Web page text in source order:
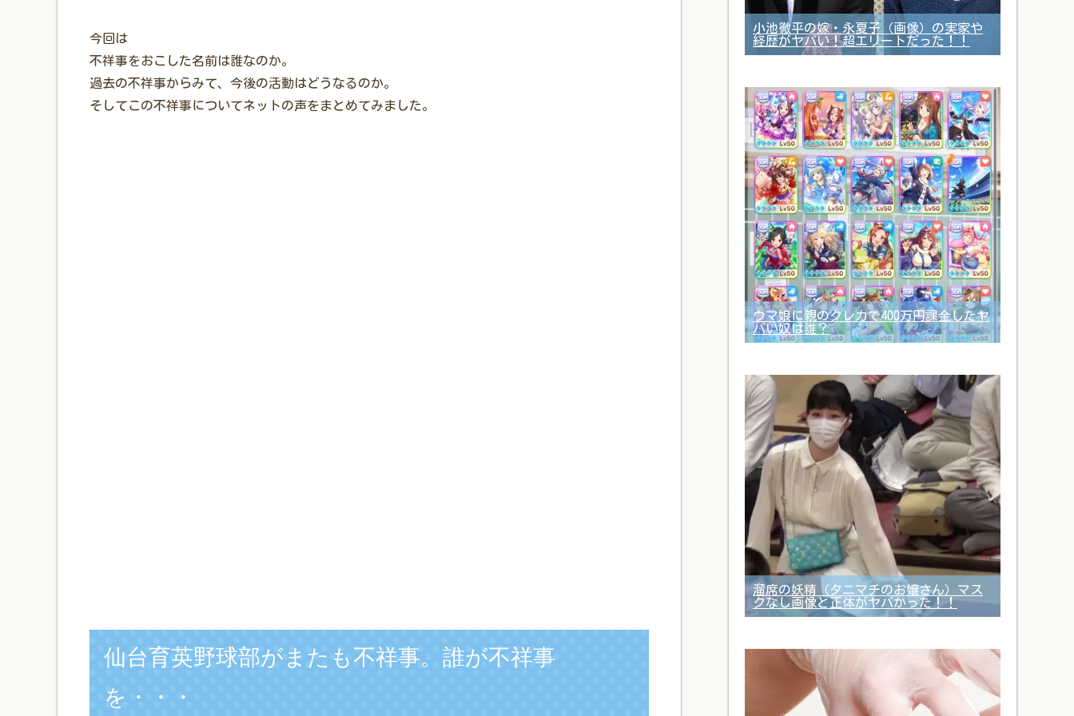
今回は
不祥事をおこした名前は誰なのか。
過去の不祥事からみて、今後の活動はどうなるのか。
そしてこの不祥事についてネットの声をまとめてみました。
仙台育英野球部がまたも不祥事。誰が不祥事
を・・・
小池徹平の嫁・永夏子（画像）の実家や
経歴がヤバい！超エリートだった！！
ウマ娘に親のクレカで400万円課金したヤ
バい奴は誰？
溜席の妖精（タニマチのお嬢さん）マス
クなし画像と正体がヤバかった！！